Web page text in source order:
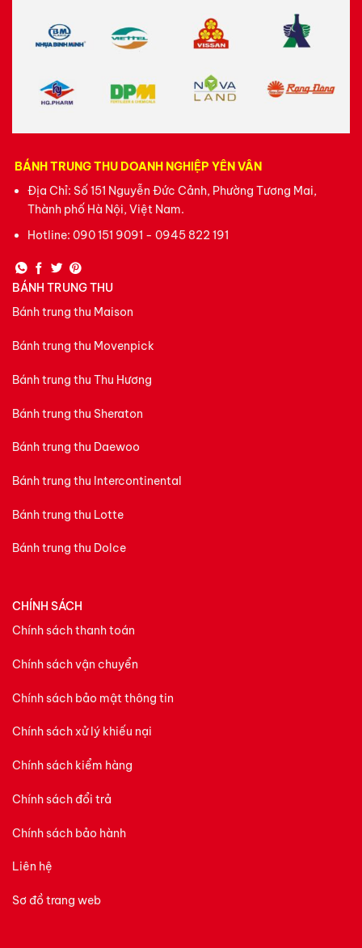
BÁNH TRUNG THU DOANH NGHIỆP YÊN VÂN
Địa Chỉ: Số 151 Nguyễn Đức Cảnh, Phường Tương Mai,
Thành phố Hà Nội, Việt Nam.
Hotline: 090 151 9091 - 0945 822 191
BÁNH TRUNG THU
Bánh trung thu Maison
Bánh trung thu Movenpick
Bánh trung thu Thu Hương
Bánh trung thu Sheraton
Bánh trung thu Daewoo
Bánh trung thu Intercontinental
Bánh trung thu Lotte
Bánh trung thu Dolce
CHÍNH SÁCH
Chính sách thanh toán
Chính sách vận chuyển
Chính sách bảo mật thông tin
Chính sách xử lý khiếu nại
Chính sách kiểm hàng
Chính sách đổi trả
Chính sách bảo hành
Liên hệ
Sơ đồ trang web